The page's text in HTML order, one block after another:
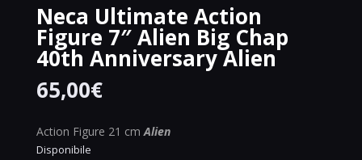
Neca Ultimate Action
Figure 7″ Alien Big Chap
40th Anniversary Alien
65,00€
Action Figure 21 cmAlien
Disponibile